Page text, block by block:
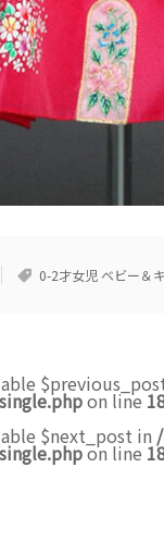
0-2才女児 ベビー＆
on line
$next_post in
on line